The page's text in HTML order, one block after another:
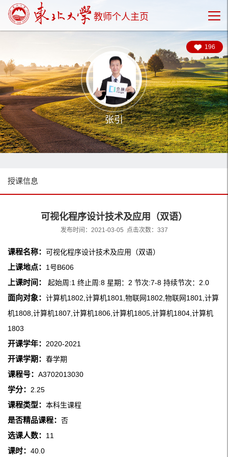
教师个人主页
196
张引
授课信息
可视化程序设计技术及应用（双语）
发布时间：2021-03-05 点击次数： 337
课程名称： 可视化程序设计技术及应用（双语）
上课地点： 1号B606
上课时间： 起始周:1 终止周:8 星期：2 节次:7-8 持续节次：2.0
面向对象： 计算机1802,计算机1801,物联网1802,物联网1801,计算
机1808,计算机1807,计算机1806,计算机1805,计算机1804,计算机
1803
开课学年： 2020-2021
开课学期： 春学期
课程号： A3702013030
学分： 2.25
课程类型： 本科生课程
是否精品课程： 否
选课人数： 11
课时： 40.0